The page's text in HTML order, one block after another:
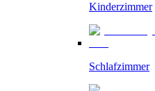
Kinderzimmer
Schlafzimmer